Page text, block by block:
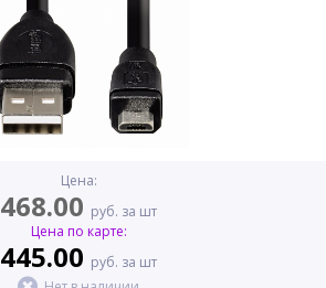
Цена:
468.00 руб. за шт
Цена по карте:
445.00 руб. за шт